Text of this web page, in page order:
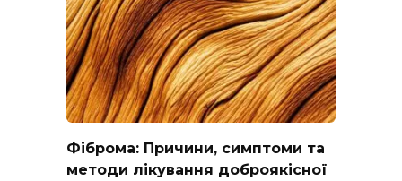
Фіброма: Причини, симптоми та
методи лікування доброякісної